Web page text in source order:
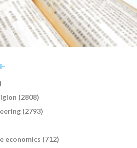
(2808)
(2793)
economics (712)